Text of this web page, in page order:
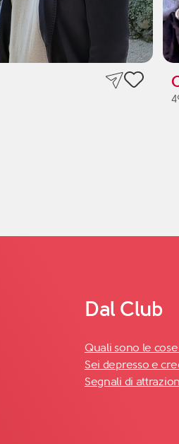
Dal Club
Quali sono le
Sei depresso e
Segnali di